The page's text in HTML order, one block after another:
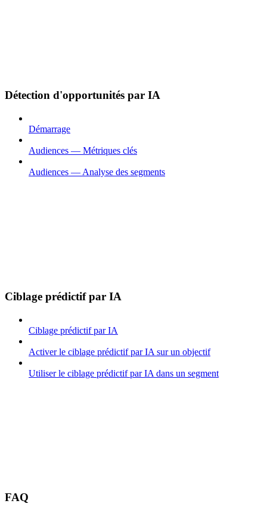
Détection d'opportunités par IA
Démarrage
Audiences — Métriques clés
Audiences — Analyse des segments
Ciblage prédictif par IA
Ciblage prédictif par IA
Activer le ciblage prédictif par IA sur un objectif
Utiliser le ciblage prédictif par IA dans un segment
FAQ